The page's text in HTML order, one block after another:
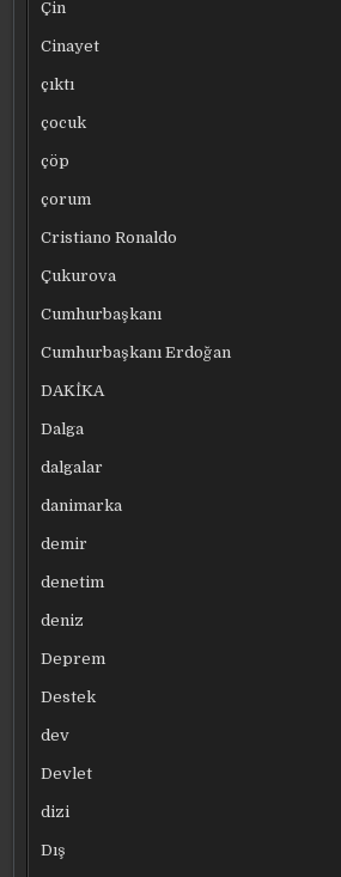
Çin
Cinayet
çıktı
çocuk
çöp
çorum
Cristiano Ronaldo
Çukurova
Cumhurbaşkanı
Cumhurbaşkanı Erdoğan
DAKİKA
Dalga
dalgalar
danimarka
demir
denetim
deniz
Deprem
Destek
dev
Devlet
dizi
Dış